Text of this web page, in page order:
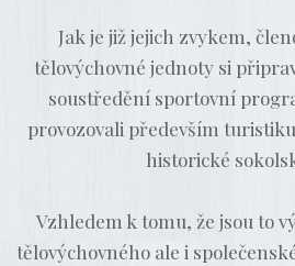
Jak je již jejich zvykem,
tělovýchovné jednoty si
soustředění sportovní
provozovali především
historické
Vzhledem k tomu, že jsou to
tělovýchovného ale i